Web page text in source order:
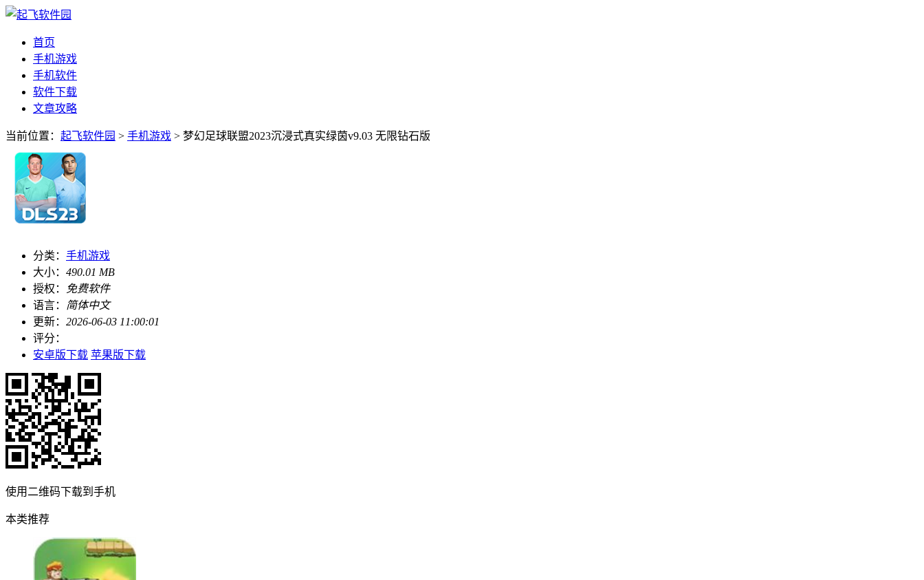
首页
手机游戏
手机软件
软件下载
文章攻略
当前位置： 起飞软件园 > 手机游戏 > 梦幻足球联盟2023沉浸式真实绿茵v9.03 无限钻石版
分类： 手机游戏
大小： 490.01 MB
授权：
免费软件
语言：
简体中文
更新： 2026-06-03 11:00:01
评分：
安卓版下载 苹果版下载
使用二维码下载到手机
本类推荐